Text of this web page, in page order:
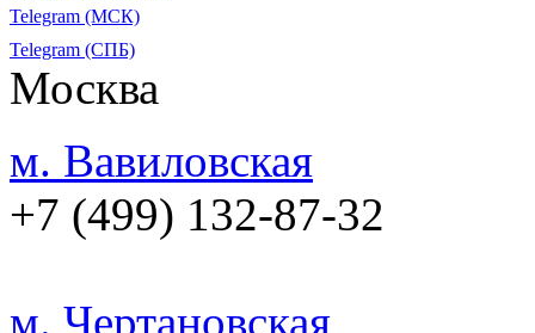
Telegram (МСК)
Telegram (СПБ)
Москва
м. Вавиловская
+7 (499) 132-87-32
м. Чертановская